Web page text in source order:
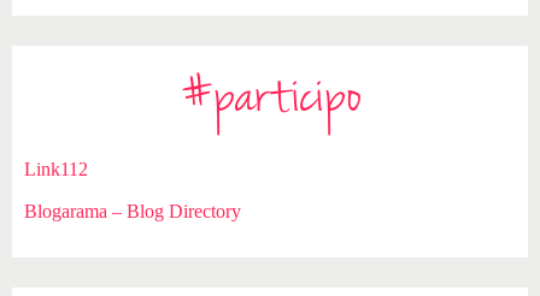
#participo
Link112
Blogarama – Blog Directory